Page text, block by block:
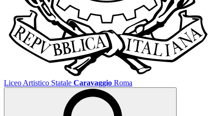
Liceo Artistico Statale Caravaggio Roma